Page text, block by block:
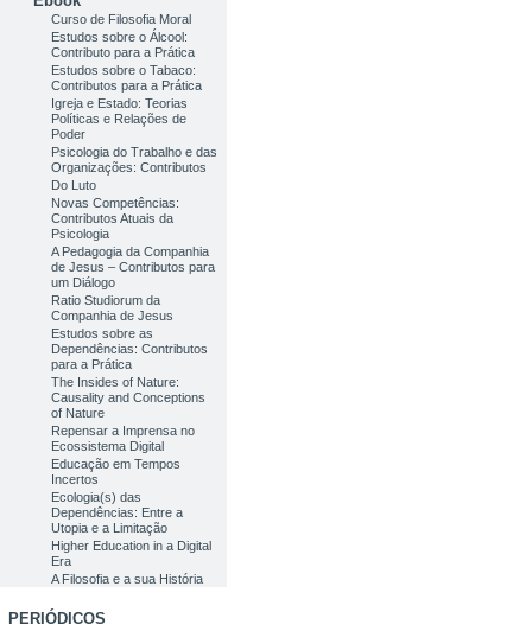
Curso de Filosofia Moral
Estudos sobre o Álcool:
Contributo para a Prática
Estudos sobre o Tabaco:
Contributos para a Prática
Igreja e Estado: Teorias
Políticas e Relações de
Poder
Psicologia do Trabalho e das
Organizações: Contributos
Do Luto
Novas Competências:
Contributos Atuais da
Psicologia
A Pedagogia da Companhia
de Jesus – Contributos para
um Diálogo
Ratio Studiorum da
Companhia de Jesus
Estudos sobre as
Dependências: Contributos
para a Prática
The Insides of Nature:
Causality and Conceptions
of Nature
Repensar a Imprensa no
Ecossistema Digital
Educação em Tempos
Incertos
Ecologia(s) das
Dependências: Entre a
Utopia e a Limitação
Higher Education in a Digital
Era
A Filosofia e a sua História
PERIÓDICOS